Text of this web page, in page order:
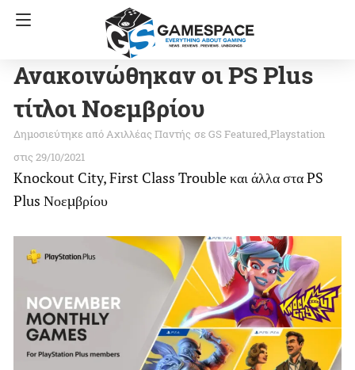
Ανακοινώθηκαν οι PS Plus
τίτλοι Νοεμβρίου
Αχιλλέας Παντής σε GS FeaturedPlaystation
στις 29/10/2021
Knockout City, First Class Trouble και άλλα στα PS
Plus Νοεμβρίου